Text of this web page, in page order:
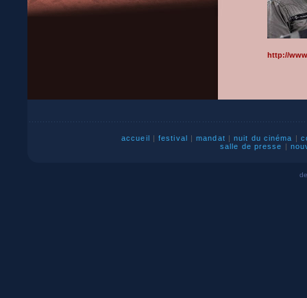
http://
accueil |festival |mandat |nuit du cinéma |
salle de presse |